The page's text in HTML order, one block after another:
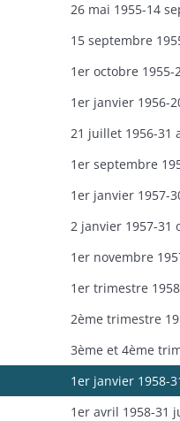
26 mai 1955-14
15 septembre
1er octobre 1955-
1er janvier 1956-
21 juillet 1956-31
1er septembre
1er janvier 1957-
2 janvier 1957-31
1er novembre
1er trimestre 1958
2ème trimestre
3ème et 4ème
1er janvier 1958-
1er avril 1958-31